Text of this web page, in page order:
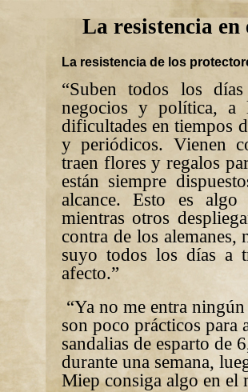
La resistencia
La resistencia de los
“Suben todos los
negocios y política, a
dificultades en tiempos
y periódicos. Vienen
traen flores y regalos
están siempre
alcance. Esto es algo
mientras otros
contra de los alemanes,
suyo todos los días a
afecto.”
“Ya no me entra
son poco prácticos para
sandalias de esparto de
durante una semana,
Miep consiga algo en el